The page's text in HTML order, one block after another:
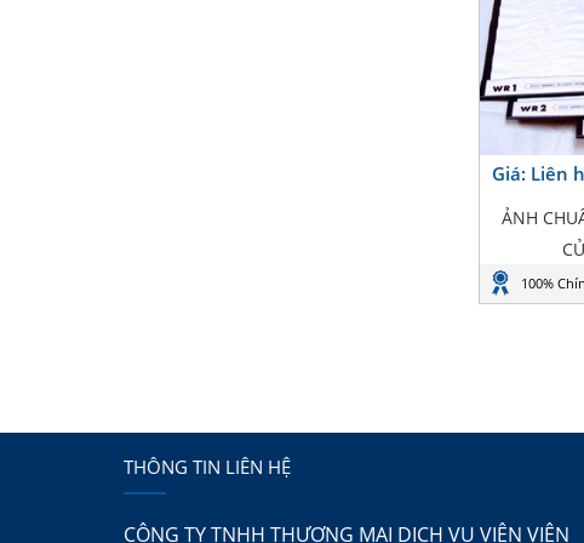
Giá: Liên
ẢNH
100%
THÔNG TIN LIÊN HỆ
CÔNG TY TNHH THƯƠNG MẠI DỊCH VỤ VIÊN VIÊN